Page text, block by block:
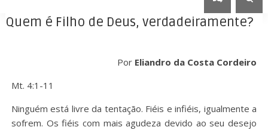
Quem é Filho de Deus, verdadeiramente?
Por Eliandro da Costa Cordeiro
Mt. 4:1-11
Ninguém está livre da tentação. Fiéis e infiéis, igualmente a
sofrem. Os fiéis com mais agudeza devido ao seu desejo